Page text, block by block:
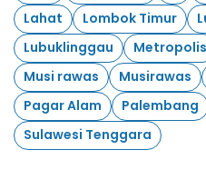
Lahat
Lombok Timur
Lubuklinggau
Metropolis
Musi rawas
Musirawas
Pagar Alam
Palembang
Sulawesi Tenggara